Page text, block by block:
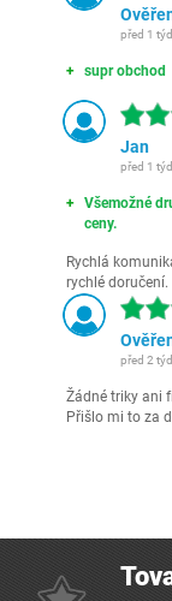
před 1
supr obchod
Jan
před 1
Všemožné
ceny.
Rychlá
rychlé doručení.
před 2
Žádné triky ani
Přišlo mi to za